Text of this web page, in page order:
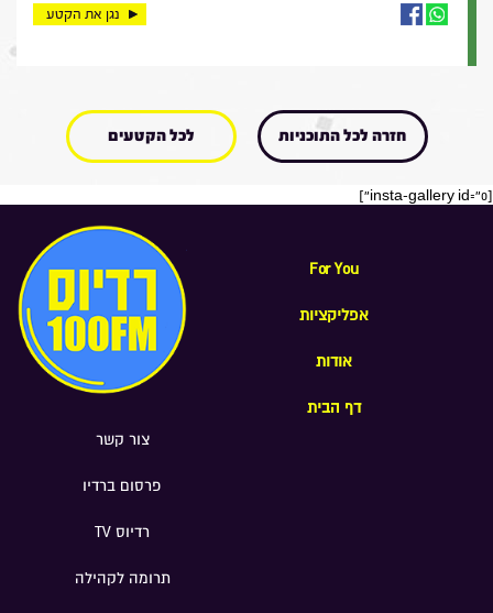
נגן את הקטע
חזרה לכל התוכניות לכל הקטעים
[insta-gallery id="0"]
For You
אפליקציות
אודות
דף הבית
צור קשר
פרסום ברדיו
רדיוס TV
תרומה לקהילה